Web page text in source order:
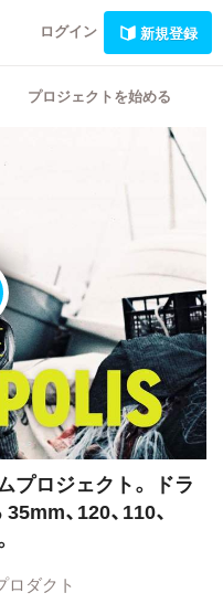
ログイン 新規登録
プロジェクトを始める
プロジェクト。 ドラ
、120、110、
ロダクト